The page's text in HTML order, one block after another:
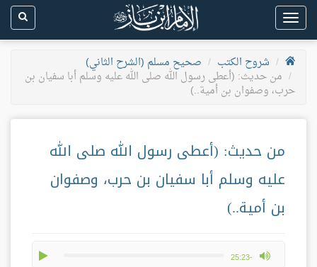
Toggle
navigation
شروح الكتب
صحيح مسلم (الشرح الثاني)
من حديث: (أعطى رسول الله صلى الله عليه وسلم أبا سفيان بن
حرب، وصفوان بن أمية..)
من حديث: (أعطى رسول الله صلى الله
عليه وسلم أبا سفيان بن حرب، وصفوان
بن أمية..)
-25:23
max volume